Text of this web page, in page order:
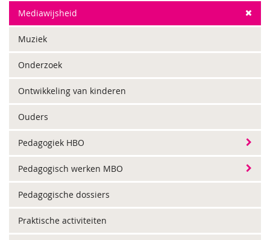
Mediawijsheid
Muziek
Onderzoek
Ontwikkeling van kinderen
Ouders
Pedagogiek HBO
Pedagogisch werken MBO
Pedagogische dossiers
Praktische activiteiten